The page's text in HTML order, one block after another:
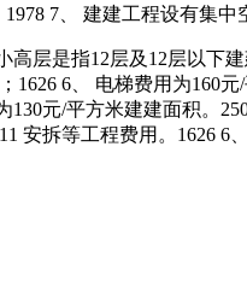
7、 建建工程设有集中
层是指12层及12层以下
1626 6、 电梯费用为160
元/平方米建建面积。
安拆等工程费用。1626 6